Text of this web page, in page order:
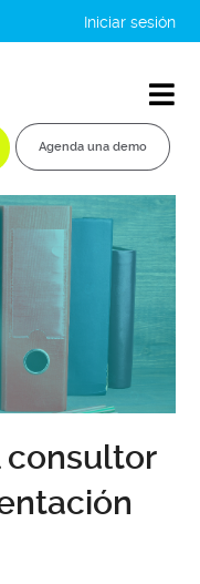
Iniciar sesión
Agenda una demo
consultor